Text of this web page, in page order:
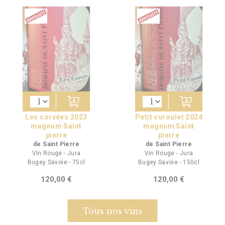
Tous nos vins
Les corvées 2023
magnum Saint
pierre
de Saint Pierre
Vin Rouge - Jura
Bugey Savoie - 75cl
120,00 €
Petit curoulet 2024
magnum Saint
pierre
de Saint Pierre
Vin Rouge - Jura
Bugey Savoie - 150cl
120,00 €